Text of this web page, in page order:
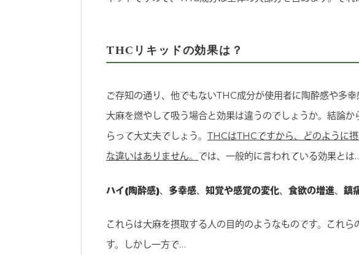
THCリキッドの効果は？
ご存知の通り、他でもないTHC成分が使用者に陶酔感や多
大麻を燃やして吸う場合と効果は違うのでしょうか。結論
らって大丈夫でしょう。 THCはTHCですから、どのように
な違いはありません。 では、一般的に言われている効果とは
ハイ(陶酔感)、 多幸感、 知覚や感覚の変化、 食欲の増進、 鎮
これらは大麻を摂取する人の目的のようなものです。これら
す。しかし一方で…